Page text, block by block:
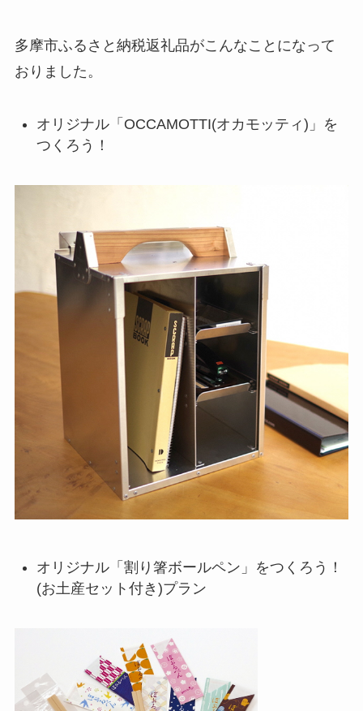
多摩市ふるさと納税返礼品がこんなことになって
おりました。
オリジナル「OCCAMOTTI(オカモッティ)」を
つくろう！
オリジナル「割り箸ボールペン」をつくろう！
(お土産セット付き)プラン